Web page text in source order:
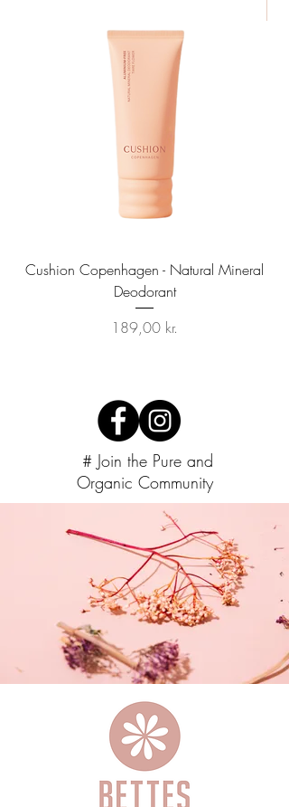
Cushion Copenhagen - Natural Mineral
Deodorant
Pris
189,00 kr.
# Join the Pure and
Organic Community